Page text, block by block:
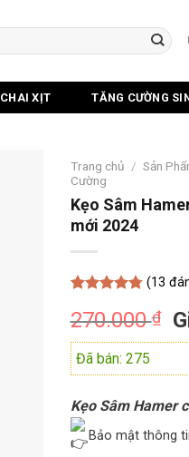
CHAI XỊT TĂNG CƯỜNG
Trang chủ / Sản
Cường
Kẹo Sâm
mới 2024
dựa trên
(13
270.000₫
Đã bán: 275
Kẹo Sâm Hamer
Bảo mật thông